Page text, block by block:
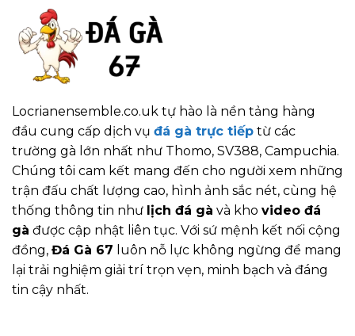
Locrianensemble.co.uk tự hào là nền tảng hàng
đầu cung cấp dịch vụ đá gà trực tiếp từ các
trường gà lớn nhất như Thomo, SV388, Campuchia.
Chúng tôi cam kết mang đến cho người xem những
trận đấu chất lượng cao, hình ảnh sắc nét, cùng hệ
thống thông tin như lịch đá gà và kho video đá
gà được cập nhật liên tục. Với sứ mệnh kết nối cộng
đồng, Đá Gà 67 luôn nỗ lực không ngừng để mang
lại trải nghiệm giải trí trọn vẹn, minh bạch và đáng
tin cậy nhất.